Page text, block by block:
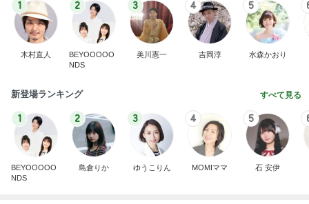
1
木村直人
2
BEYOOOOO
NDS
3
美川憲一
4
吉岡淳
5
水森かおり
新登場ランキング すべて見る
1
BEYOOOOO
NDS
2
島倉りか
3
ゆうこりん
4
MOMIママ
5
石 安伊